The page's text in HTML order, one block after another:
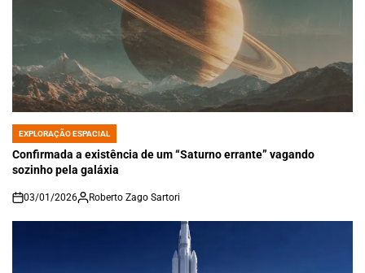
POSTED
IN
EXPLORAÇÃO ESPACIAL
Confirmada a existência de um “Saturno errante” vagando
sozinho pela galáxia
on
03/01/2026 Roberto Zago Sartori